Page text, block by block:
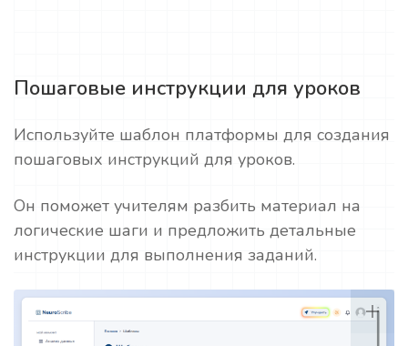
Пошаговые инструкции для уроков
Используйте шаблон платформы для создания
пошаговых инструкций для уроков.
Он поможет учителям разбить материал на
логические шаги и предложить детальные
инструкции для выполнения заданий.